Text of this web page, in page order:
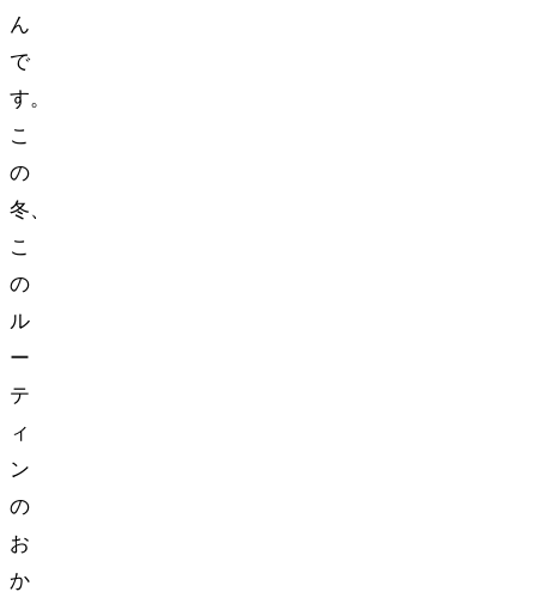
ん
で
す。
こ
の
冬、
こ
の
ル
ー
テ
ィ
ン
の
お
か